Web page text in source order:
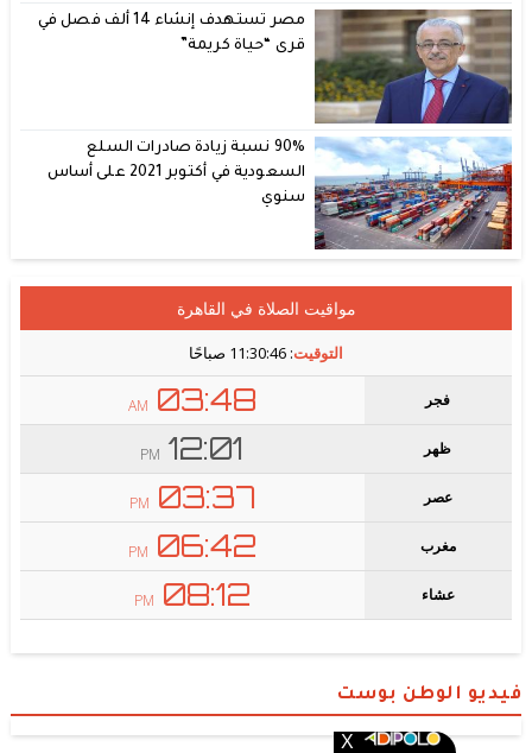
مصر تستهدف إنشاء 14 ألف فصل في
قرى “حياة كريمة”
90% نسبة زيادة صادرات السلع
السعودية في أكتوبر 2021 على أساس
سنوي
فيديو الوطن بوست